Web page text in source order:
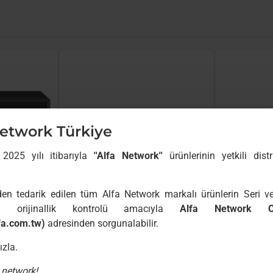
Türkiye
yılı itibarıyla''Alfa Network'' ürünlerinin yetkili
tedarik edilen tüm Alfa Network markalı ürünlerin Seri
orijinallik kontrolü amacıyla Alfa Network
adresinden sorgunalabilir.
YENI GELDI
-21%
5327E
PoE
-33%
ZT-